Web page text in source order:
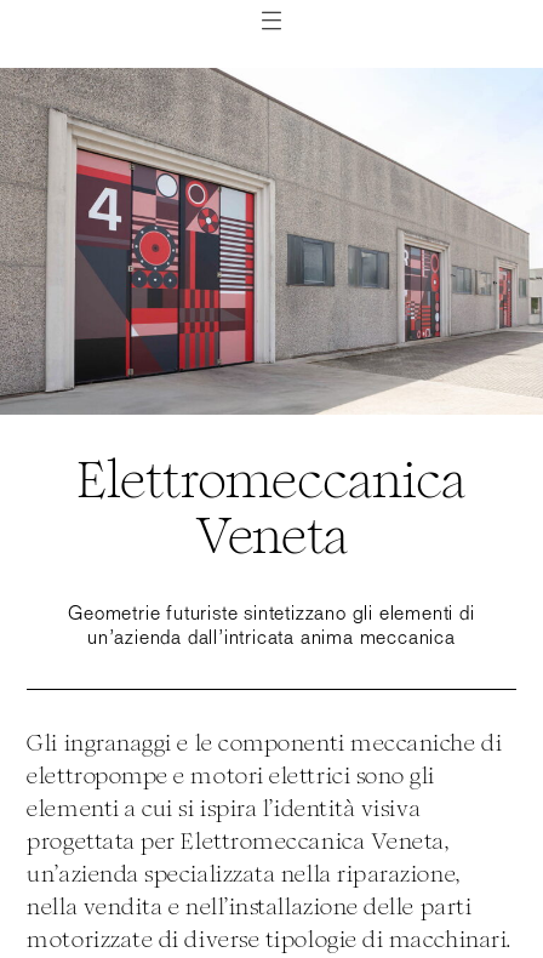
Elettromeccanica
Veneta
Geometrie futuriste sintetizzano gli elementi di
un’azienda dall’intricata anima meccanica
Gli ingranaggi e le componenti meccaniche di
elettropompe e motori elettrici sono gli
elementi a cui si ispira l’identità visiva
progettata per Elettromeccanica Veneta,
un’azienda specializzata nella riparazione,
nella vendita e nell’installazione delle parti
motorizzate di diverse tipologie di macchinari.